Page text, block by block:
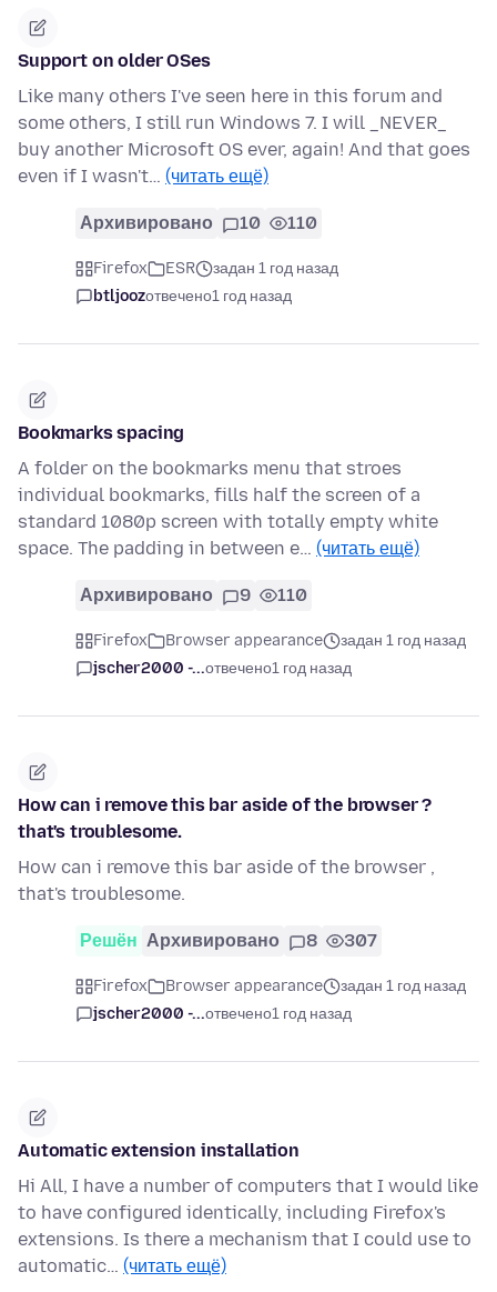
Support on older OSes
Like many others I've seen here in this forum and
some others, I still run Windows 7. I will _NEVER_
buy another Microsoft OS ever, again! And that goes
even if I wasn't… (читать ещё)
Архивировано 10 110
Firefox ESR
задан 1 год назад
btljoozотвечено1 год назад
Bookmarks spacing
A folder on the bookmarks menu that stroes
individual bookmarks, fills half the screen of a
standard 1080p screen with totally empty white
space. The padding in between e… (читать ещё)
Архивировано 9 110
Firefox Browser appearance
задан 1 год назад
jscher2000 -...отвечено1 год назад
How can i remove this bar aside of the browser ?
that's troublesome.
How can i remove this bar aside of the browser ,
that's troublesome.
Решён Архивировано 8 307
Firefox Browser appearance
задан 1 год назад
jscher2000 -...отвечено1 год назад
Automatic extension installation
Hi All, I have a number of computers that I would like
to have configured identically, including Firefox's
extensions. Is there a mechanism that I could use to
automatic… (читать ещё)